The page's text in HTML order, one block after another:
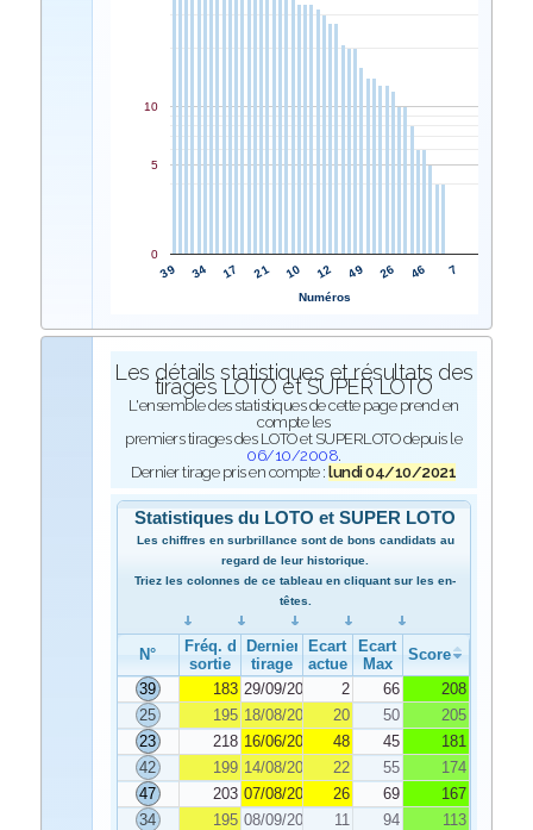
39 34 17 21 10 12 49 26 46 7
0
5
10
Numéros
Les détails statistiques et résultats des
tirages LOTO et SUPER LOTO
L'ensemble des statistiques de cette page prend en
compte les
premiers tirages des LOTO et SUPERLOTO depuis le
06/10/2008.
Dernier tirage pris en compte :lundi 04/10/2021
Statistiques du LOTO et SUPER LOTO
Les chiffres en surbrillance sont de bons candidats au
regard de leur historique.
Triez les colonnes de ce tableau en cliquant sur les en-
têtes.
N°
Fréq. de
sortie
Dernier
tirage
Ecart
actuel
Ecart
Max
Score
39
183 29/09/2021 2 66
208
25
195 18/08/2021 20 50
205
23
218 16/06/2021 48 45
181
42
199 14/08/2021 22 55
174
47
203 07/08/2021 26 69
167
34
195 08/09/2021 11 94
113